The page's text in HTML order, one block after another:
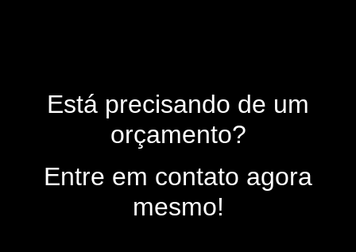
Está precisando de um
orçamento?
Entre em contato agora
mesmo!